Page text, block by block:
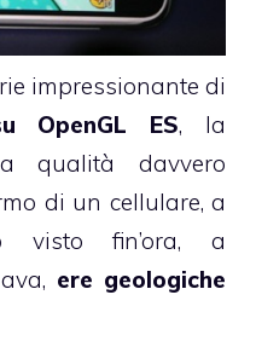
impressionante di
OpenGL ES, la
qualità davvero
di un cellulare, a
visto fin’ora, a
ere geologiche